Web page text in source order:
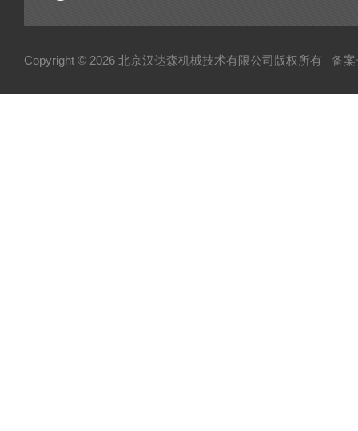
Copyright © 2026 北京汉达森机械技术有限公司版权所有 备案